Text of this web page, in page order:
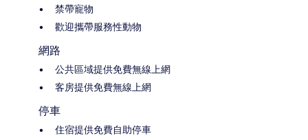
禁帶寵物
歡迎攜帶服務性動物
網路
公共區域提供免費無線上網
客房提供免費無線上網
停車
住宿提供免費自助停車